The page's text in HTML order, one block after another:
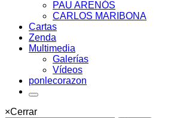
PAU ARENÓS
CARLOS MARIBONA
Cartas
Zenda
Multimedia
Galerías
Vídeos
ponlecorazon
×Cerrar